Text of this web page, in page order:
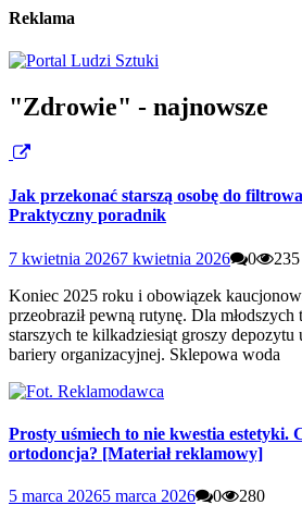
Reklama
"Zdrowie" - najnowsze
Jak przekonać starszą osobę do
Praktyczny poradnik
7 kwietnia 20267 kwietnia 2026 0
235
Koniec 2025 roku i obowiązek
przeobraził pewną rutynę. Dla młodszych
starszych te kilkadziesiąt groszy depozytu
bariery organizacyjnej. Sklepowa woda
Prosty uśmiech to nie kwestia estetyki.
ortodoncja? [Materiał reklamowy]
5 marca 20265 marca 2026 0 280